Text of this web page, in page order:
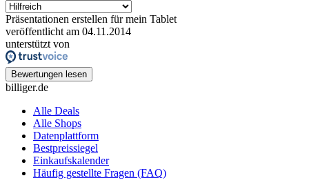
Präsentationen erstellen für mein Tablet
veröffentlicht am 04.11.2014
unterstützt von
Bewertungen lesen
billiger.de
Alle Deals
Alle Shops
Datenplattform
Bestpreissiegel
Einkaufskalender
Häufig gestellte Fragen (FAQ)